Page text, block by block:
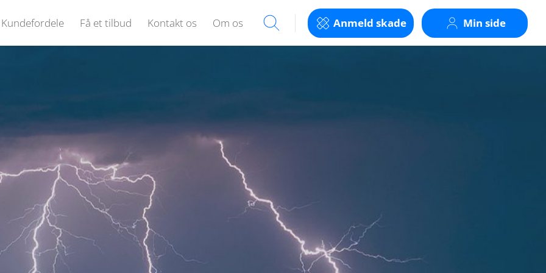
Kundefordele Få et tilbud Kontakt os Om os Anmeld skade Min side